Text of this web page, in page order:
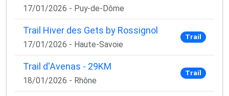
17/01/2026 - Puy-de-Dôme
Trail Hiver des Gets by Rossignol
17/01/2026 - Haute-Savoie
Trail
Trail d'Avenas - 29KM
18/01/2026 - Rhône
Trail